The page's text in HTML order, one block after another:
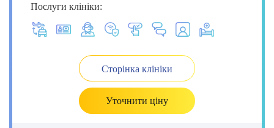
Послуги клініки:
Сторінка клініки
Уточнити ціну